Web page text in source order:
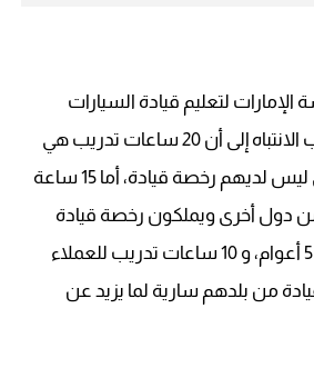
لتعليم قيادة السيارات
للمركبات الخفيفة، يجب الانتباه إلى أن 20 ساعات تدريب هي
للعملاء من دول أخرى ليس لديهم رخصة قيادة، أما 15 ساعة
دول أخرى ويملكون رخصة قيادة
سارية ما بين عامين و 5 أعوام، و 10 ساعات تدريب للعملاء
من بلدهم سارية لما يزيد عن